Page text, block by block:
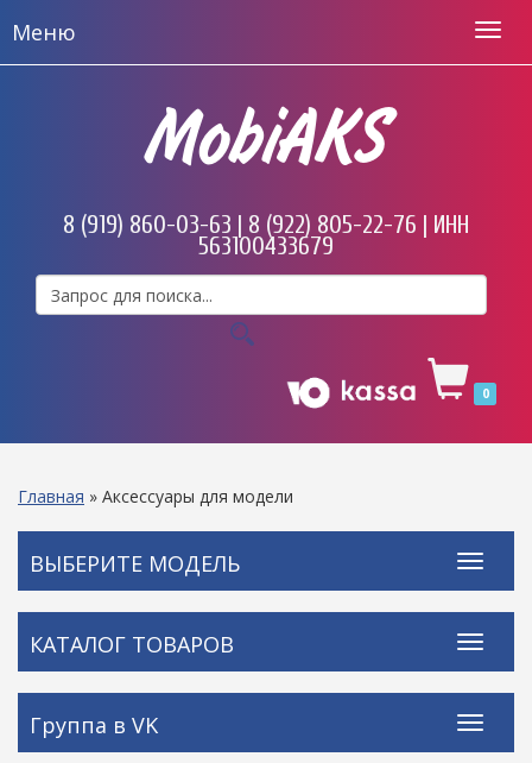
Меню
MobiAKS
8 (919) 860-03-63 | 8 (922) 805-22-76 | ИНН
563100433679
0
Главная » Аксессуары для модели
ВЫБЕРИТЕ МОДЕЛЬ
КАТАЛОГ ТОВАРОВ
Группа в VK